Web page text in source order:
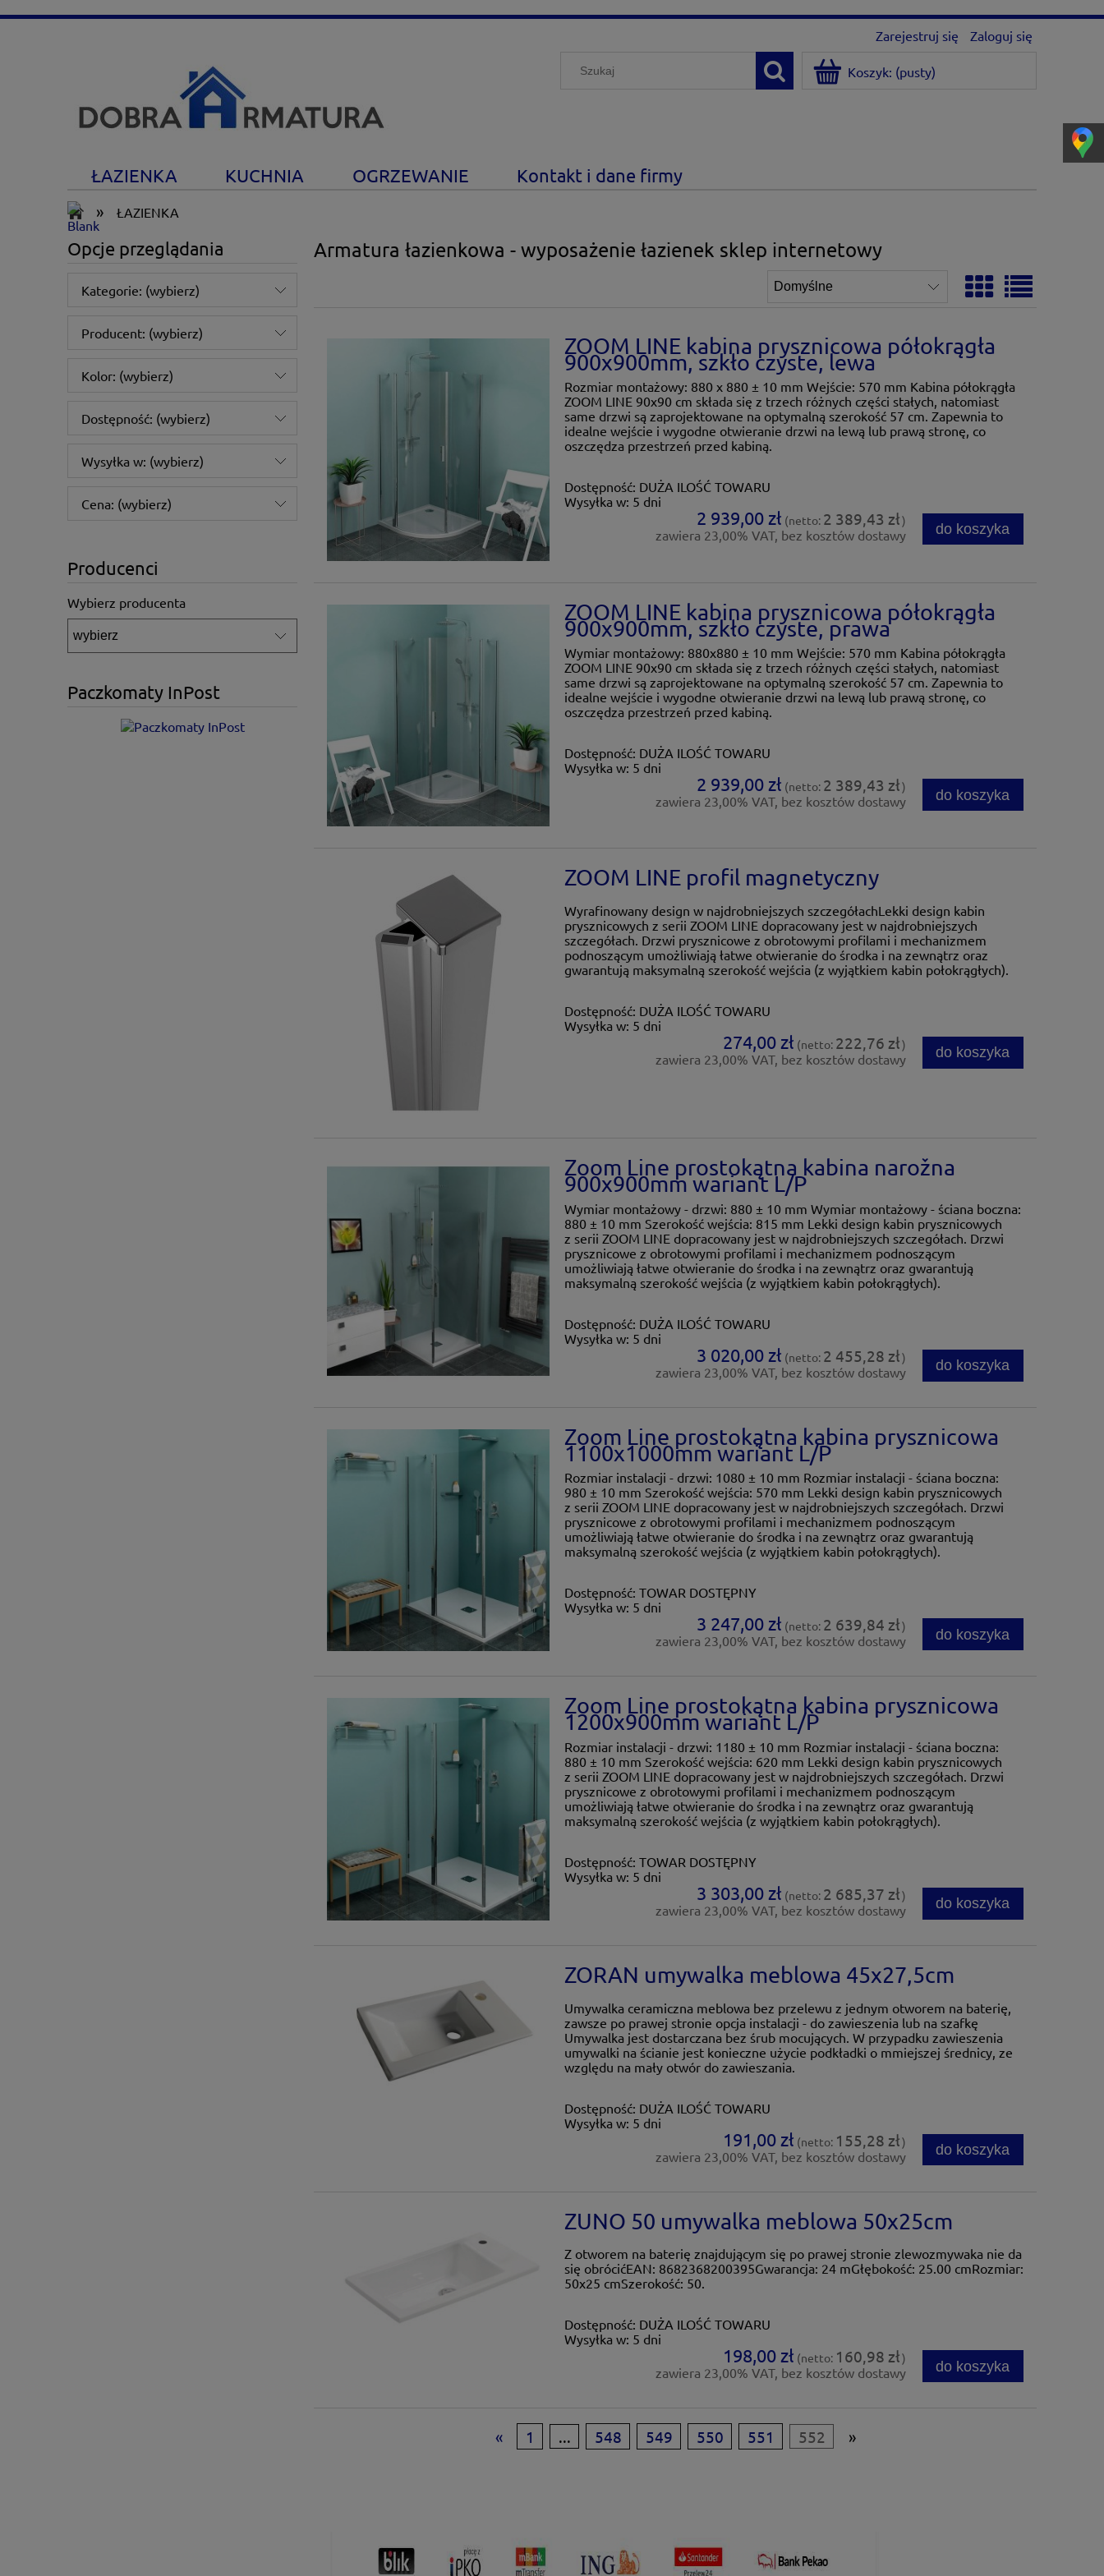
Zarejestruj się Zaloguj się
Koszyk: (pusty)
ŁAZIENKA KUCHNIA OGRZEWANIE Kontakt i dane firmy
» ŁAZIENKA
Opcje przeglądania
Kategorie: (wybierz)
Producent: (wybierz)
Kolor: (wybierz)
Dostępność: (wybierz)
Wysyłka w: (wybierz)
Cena: (wybierz)
Producenci
Wybierz producenta
Paczkomaty InPost
Armatura łazienkowa - wyposażenie łazienek sklep internetowy
ZOOM LINE kabina prysznicowa półokrągła
900x900mm, szkło czyste, lewa
Rozmiar montażowy: 880 x 880 ± 10 mm Wejście: 570 mm Kabina półokrągła
ZOOM LINE 90x90 cm składa się z trzech różnych części stałych, natomiast
same drzwi są zaprojektowane na optymalną szerokość 57 cm. Zapewnia to
idealne wejście i wygodne otwieranie drzwi na lewą lub prawą stronę, co
oszczędza przestrzeń przed kabiną.
Dostępność: DUŻA ILOŚĆ TOWARU
Wysyłka w: 5 dni
2 939,00 zł (netto: 2 389,43 zł)
zawiera 23,00% VAT, bez kosztów dostawy do koszyka
ZOOM LINE kabina prysznicowa półokrągła
900x900mm, szkło czyste, prawa
Wymiar montażowy: 880x880 ± 10 mm Wejście: 570 mm Kabina półokrągła
ZOOM LINE 90x90 cm składa się z trzech różnych części stałych, natomiast
same drzwi są zaprojektowane na optymalną szerokość 57 cm. Zapewnia to
idealne wejście i wygodne otwieranie drzwi na lewą lub prawą stronę, co
oszczędza przestrzeń przed kabiną.
Dostępność: DUŻA ILOŚĆ TOWARU
Wysyłka w: 5 dni
2 939,00 zł (netto: 2 389,43 zł)
zawiera 23,00% VAT, bez kosztów dostawy do koszyka
ZOOM LINE profil magnetyczny
Wyrafinowany design w najdrobniejszych szczegółachLekki design kabin
prysznicowych z serii ZOOM LINE dopracowany jest w najdrobniejszych
szczegółach. Drzwi prysznicowe z obrotowymi profilami i mechanizmem
podnoszącym umożliwiają łatwe otwieranie do środka i na zewnątrz oraz
gwarantują maksymalną szerokość wejścia (z wyjątkiem kabin połokrągłych).
Dostępność: DUŻA ILOŚĆ TOWARU
Wysyłka w: 5 dni
274,00 zł (netto: 222,76 zł)
zawiera 23,00% VAT, bez kosztów dostawy do koszyka
Zoom Line prostokątna kabina narožna
900x900mm wariant L/P
Wymiar montażowy - drzwi: 880 ± 10 mm Wymiar montażowy - ściana boczna:
880 ± 10 mm Szerokość wejścia: 815 mm Lekki design kabin prysznicowych
z serii ZOOM LINE dopracowany jest w najdrobniejszych szczegółach. Drzwi
prysznicowe z obrotowymi profilami i mechanizmem podnoszącym
umożliwiają łatwe otwieranie do środka i na zewnątrz oraz gwarantują
maksymalną szerokość wejścia (z wyjątkiem kabin połokrągłych).
Dostępność: DUŻA ILOŚĆ TOWARU
Wysyłka w: 5 dni
3 020,00 zł (netto: 2 455,28 zł)
zawiera 23,00% VAT, bez kosztów dostawy do koszyka
Zoom Line prostokątna kabina prysznicowa
1100x1000mm wariant L/P
Rozmiar instalacji - drzwi: 1080 ± 10 mm Rozmiar instalacji - ściana boczna:
980 ± 10 mm Szerokość wejścia: 570 mm Lekki design kabin prysznicowych
z serii ZOOM LINE dopracowany jest w najdrobniejszych szczegółach. Drzwi
prysznicowe z obrotowymi profilami i mechanizmem podnoszącym
umożliwiają łatwe otwieranie do środka i na zewnątrz oraz gwarantują
maksymalną szerokość wejścia (z wyjątkiem kabin połokrągłych).
Dostępność: TOWAR DOSTĘPNY
Wysyłka w: 5 dni
3 247,00 zł (netto: 2 639,84 zł)
zawiera 23,00% VAT, bez kosztów dostawy do koszyka
Zoom Line prostokątna kabina prysznicowa
1200x900mm wariant L/P
Rozmiar instalacji - drzwi: 1180 ± 10 mm Rozmiar instalacji - ściana boczna:
880 ± 10 mm Szerokość wejścia: 620 mm Lekki design kabin prysznicowych
z serii ZOOM LINE dopracowany jest w najdrobniejszych szczegółach. Drzwi
prysznicowe z obrotowymi profilami i mechanizmem podnoszącym
umożliwiają łatwe otwieranie do środka i na zewnątrz oraz gwarantują
maksymalną szerokość wejścia (z wyjątkiem kabin połokrągłych).
Dostępność: TOWAR DOSTĘPNY
Wysyłka w: 5 dni
3 303,00 zł (netto: 2 685,37 zł)
zawiera 23,00% VAT, bez kosztów dostawy do koszyka
ZORAN umywalka meblowa 45x27,5cm
Umywalka ceramiczna meblowa bez przelewu z jednym otworem na baterię,
zawsze po prawej stronie opcja instalacji - do zawieszenia lub na szafkę
Umywalka jest dostarczana bez śrub mocujących. W przypadku zawieszenia
umywalki na ścianie jest konieczne użycie podkładki o mmiejszej średnicy, ze
względu na mały otwór do zawieszania.
Dostępność: DUŻA ILOŚĆ TOWARU
Wysyłka w: 5 dni
191,00 zł (netto: 155,28 zł)
zawiera 23,00% VAT, bez kosztów dostawy do koszyka
ZUNO 50 umywalka meblowa 50x25cm
Z otworem na baterię znajdującym się po prawej stronie zlewozmywaka nie da
się obrócićEAN: 8682368200395Gwarancja: 24 mGłębokość: 25.00 cmRozmiar:
50x25 cmSzerokość: 50.
Dostępność: DUŻA ILOŚĆ TOWARU
Wysyłka w: 5 dni
198,00 zł (netto: 160,98 zł)
zawiera 23,00% VAT, bez kosztów dostawy do koszyka
« 1 ... 548 549 550 551 552 »